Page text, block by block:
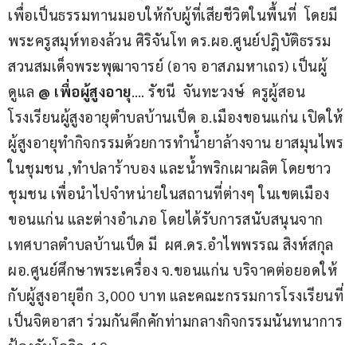
เพื่อเป็นธรรมทานมอบให้กับผู้ที่เสียชีวิตในพื้นที่  โดยมี
พระครูสมุห์ทองล้วน ศิริจันโท ดร.ผอ.ศูนย์ปฎิบัติธรรม
สวนสมเด็จพระพุฒาจารย์ (อาจ อาสภมหาเถร) เป็นผู้
ดูแล @ เพื่อผู้สูงอายุ…. รัชนี  จันทะวงษ์  ครูผู้สอน
โรงเรียนผู้สูงอายุตำบลบ้านเป็ด อ.เมืองขอนแก่น เปิดให้
ผู้สูงอายุทำกิจกรรมด้วยการทำน้ำยาล้างจาน ยาสมุนไพร
ในชุมชน ,ทำปลาร้าบอง และน้ำพริกเผาผลิต โดยชาว
ชุมชน เพื่อนำไปจำหน่ายในสถานที่ต่างๆ ในเขตเมือง
ขอนแก่น และต่างอำเภอ โดยได้รับการสนับสนุนจาก
เทศบาลตำบลบ้านเป็ด มี  ผศ.ดร.อำไพพรรณ สิงห์สกุล
ผอ.ศูนย์ศึกษาพระเครื่อง จ.ขอนแก่น บริจาคต่อยอดให้
กับผู้สูงอายุอีก 3,000 บาท และคณะกรรมการโรงเรียนที่
เป็นจิตอาสา ร่วมกันคึกคักท่ามกลางกิจกรรมนันทนาการ